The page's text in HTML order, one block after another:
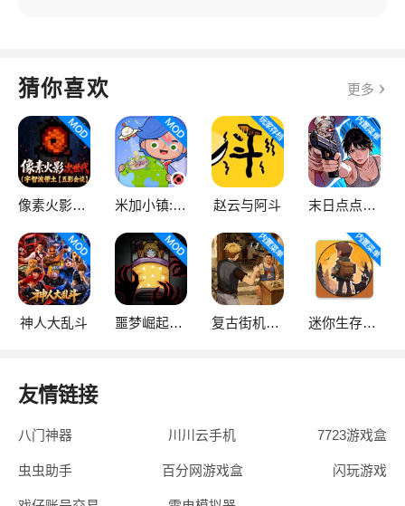
猜你喜欢 更多
像素火影次世代 米加小镇:世界 赵云与阿斗 末日点点（辅助菜单）
神人大乱斗 噩梦崛起：生存 复古街机大亨 迷你生存僵尸大战魔改版
友情链接
八门神器 川川云手机 7723游戏盒
虫虫助手 百分网游戏盒 闪玩游戏